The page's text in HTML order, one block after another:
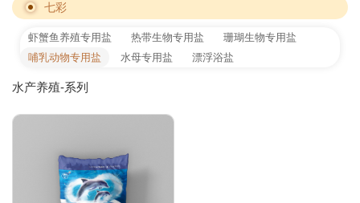
七彩
虾蟹鱼养殖专用盐 热带生物专用盐
珊瑚生物专用盐
哺乳动物专用盐
水母专用盐 漂浮浴盐
水产养殖-系列